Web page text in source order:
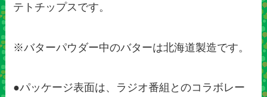
テトチップスです。
※バターパウダー中のバターは北海道製造です。
●パッケージ表面は、ラジオ番組とのコラボレー